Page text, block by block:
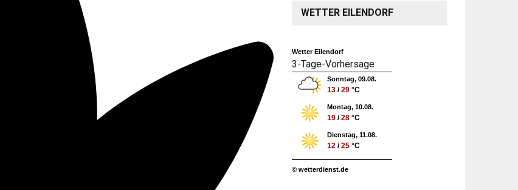
WETTER EILENDORF
Wetter Eilendorf
3-Tage-Vorhersage
Sonntag, 09.08.
13 /29 °C
Montag, 10.08.
19 /28 °C
Dienstag, 11.08.
12 /25 °C
© wetterdienst.de